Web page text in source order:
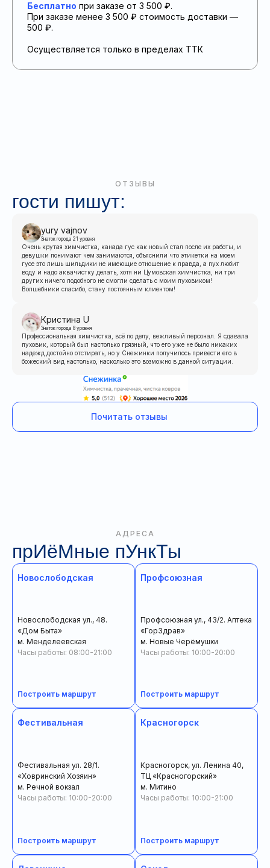
Бесплатно при заказе от 3 500 ₽.
При заказе менее 3 500 ₽ стоимость доставки —
500 ₽.
Осуществляется только в пределах ТТК
ОТЗЫВЫ
гости пишут:
yury vajnov
Знаток города 21 уровня
Очень крутая химчистка, канада гус как новый стал после их работы, и
девушки понимают чем занимаются, объяснили что этикетки на моем
гусе это лишь шильдики не имеющие отношение к правда, а пух любит
воду и надо аквачистку делать, хотя ни Цумовская химчистка, ни три
других ничего подобного не смогли сделать с моим пуховиком!
Волшебники спасибо, стану постоянным клиентом!
Кристина U
Знаток города 8 уровня
Профессиональная химчистка, всё по делу, вежливый персонал. Я сдавала
пуховик, который был настолько грязный, что его уже не было никаких
надежд достойно отстирать, но у Снежинки получилось привести его в
божеский вид настолько, насколько это возможно в данной ситуации.
Почитать отзывы
АДРЕСА
прИёМные пУнкТы
Новослободская
Новослободская ул., 48.
«Дом Быта»
м. Менделеевская
Часы работы: 08:00-21:00
Построить маршрут
Фестивальная
Фестивальная ул. 28/1.
«Ховринский Хозяин»
м. Речной вокзал
Часы работы: 10:00-20:00
Построить маршрут
Профсоюзная
Профсоюзная ул., 43/2. Аптека
«ГорЗдрав»
м. Новые Черёмушки
Часы работы: 10:00-20:00
Построить маршрут
Красногорск
Красногорск, ул. Ленина 40,
ТЦ «Красногорский»
м. Митино
Часы работы: 10:00-21:00
Построить маршрут